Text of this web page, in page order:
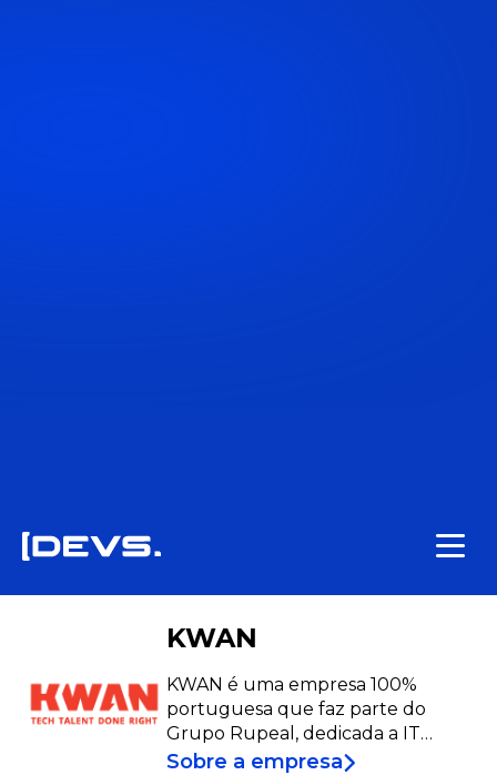
KWAN
KWAN é uma empresa 100%
portuguesa que faz parte do
Grupo Rupeal, dedicada a IT
Staffing, consultoria e
Sobre a empresa